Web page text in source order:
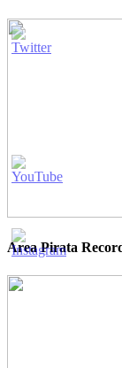
Area Pirata